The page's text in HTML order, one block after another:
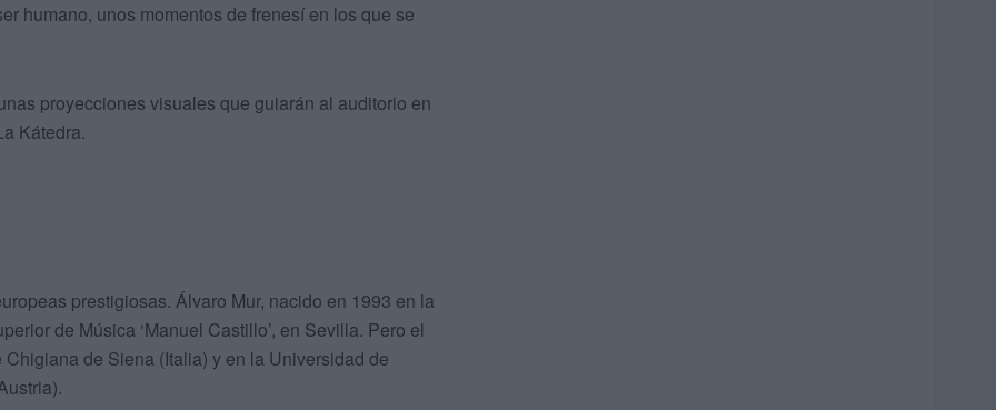
humano, unos momentos de frenesí en los que se
proyecciones visuales que guiarán al auditorio en
Kátedra.
prestigiosas. Álvaro Mur, nacido en 1993 en la
de Música ‘Manuel Castillo’, en Sevilla. Pero el
de Siena (Italia) y en la Universidad de